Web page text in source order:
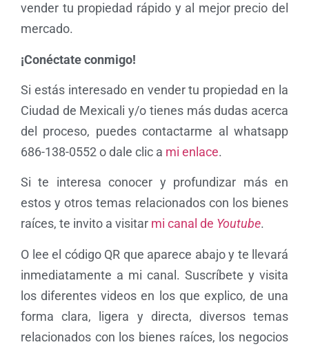
vender tu propiedad rápido y al mejor precio del
mercado.
¡Conéctate conmigo!
Si estás interesado en vender tu propiedad en la
Ciudad de Mexicali y/o tienes más dudas acerca
del proceso, puedes contactarme al whatsapp
686-138-0552 o dale clic a mi enlace.
Si te interesa conocer y profundizar más en
estos y otros temas relacionados con los bienes
raíces, te invito a visitar mi canal de Youtube.
O lee el código QR que aparece abajo y te llevará
inmediatamente a mi canal. Suscríbete y visita
los diferentes videos en los que explico, de una
forma clara, ligera y directa, diversos temas
relacionados con los bienes raíces, los negocios